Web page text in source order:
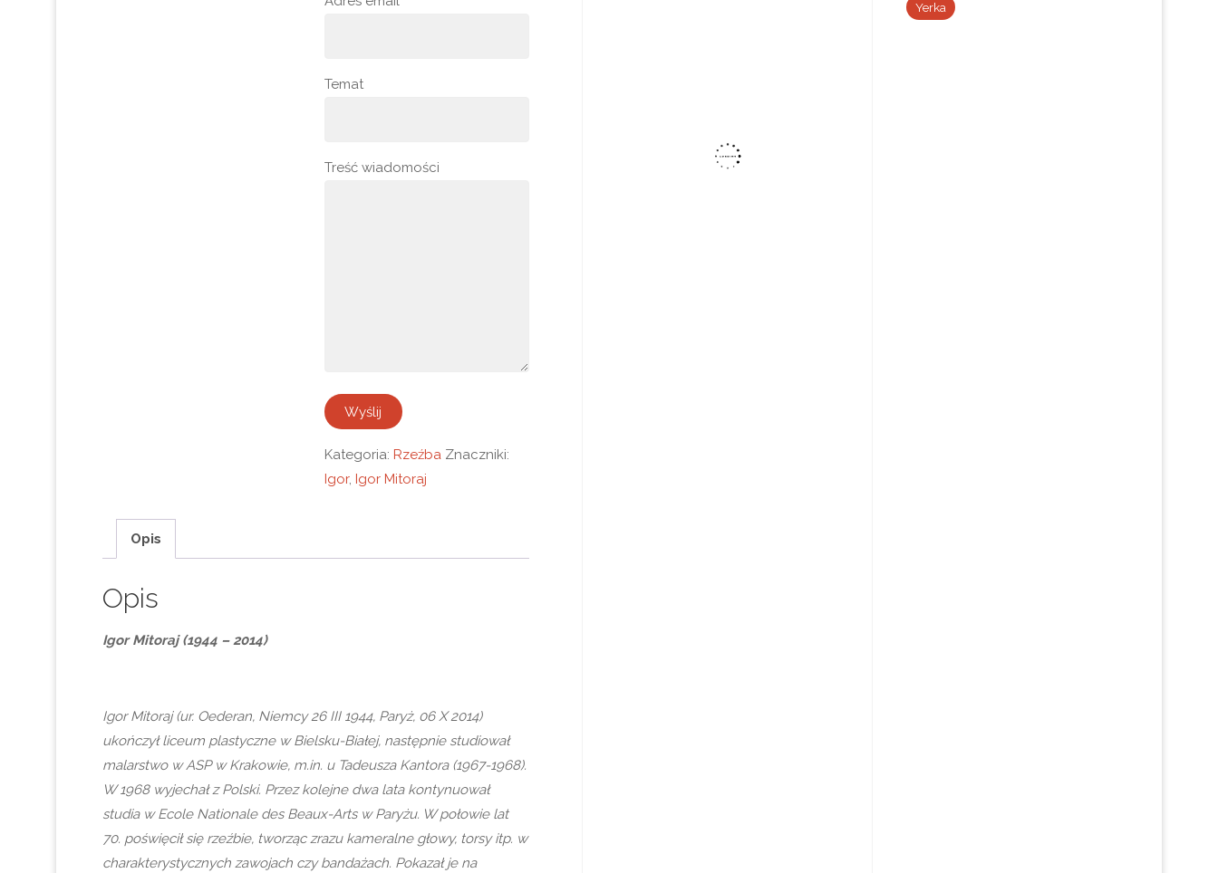
Temat
Treść wiadomości
Kategoria: Rzeźba Znaczniki:
Igor, Igor Mitoraj
Opis
Opis
Igor Mitoraj (1944 – 2014)
Igor Mitoraj (ur. Oederan, Niemcy 26 III 1944, Paryż, 06 X 2014)
ukończył liceum plastyczne w Bielsku-Białej, następnie studiował
malarstwo w ASP w Krakowie, m.in. u Tadeusza Kantora (1967-1968).
W 1968 wyjechał z Polski. Przez kolejne dwa lata kontynuował
studia w Ecole Nationale des Beaux-Arts w Paryżu. W połowie lat
70. poświęcił się rzeźbie, tworząc zrazu kameralne głowy, torsy itp. w
charakterystycznych zawojach czy bandażach. Pokazał je na
Yerka